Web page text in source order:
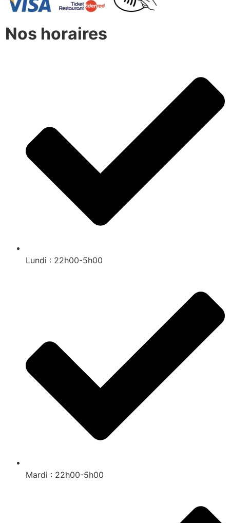
Nos horaires
Lundi : 22h00-5h00
Mardi : 22h00-5h00